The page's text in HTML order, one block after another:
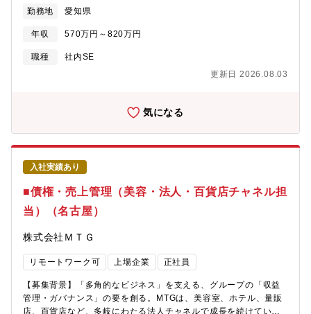
課：7名）
かつ安全な基盤を構築するためには、従来のITインフラ運用の枠
を超えた「セキュリティ・ガバナンス」の統合的アプローチが不
可欠です。今回は、ネットワークやサーバー、クラウドの知見を
活かし、グループ全体のセキュリティ体制構築（SoC/C-SIRT）
ます。【仕事内容】情報システム部 ITインフラ・デジタル推進課
ティ・ガバナンスの設計・運用をお任せします。エンジニア視点
で「安全かつ使いやすいインフラ」を構築していくポジションで
す。【具体的な業務内容】・インフラ・クラウド基盤の最適化：
パブリッククラウド（AWS・GCP）の設計・構築・運用監視。・
セキュリティ体制の構築（0→1）： C-SIRTやSoCの立ち上げ、
運用設計。インシデント対応フローの整備。・ネットワーク・エ
ンドポイントセキュリティ： ゼロトラストモデルへの移行推進、
EDR等の導入・運用。・SAP環境の運用支援： SAP BASYS環境
の監視・保守（パートナー企業と連携）。 【プロジェクト事例
新規立ち上げプロジェクト・ゼロトラストセキュリティモデルへ
の移行推進・グローバル拠点を含めたITガバナンスガイドライン
の策定と展開・ランサムウェア対策強化およびバックアップリカ
ィ」の希少なキャリア：既存のインフラ知識をベースに、今後市
場価値が急騰する「セキュリティ・ガバナンス」の専門性を実務
勤務地 愛知県
年収 570万円～820万円
職種
社内SE
更新日 2026.08.03
気になる
入社実績あり
■債権・売上管理（美容・法人・百貨店チャネル担
当）（名古屋）
株式会社ＭＴＧ
リモートワーク可 上場企業 正社員
【募集背景】「多角的なビジネス」を支える、グループの「収益
管理・ガバナンス」の要を創る。MTGは、美容室、ホテル、量販
店、百貨店など、多岐にわたる法人チャネルで成長を続けていま